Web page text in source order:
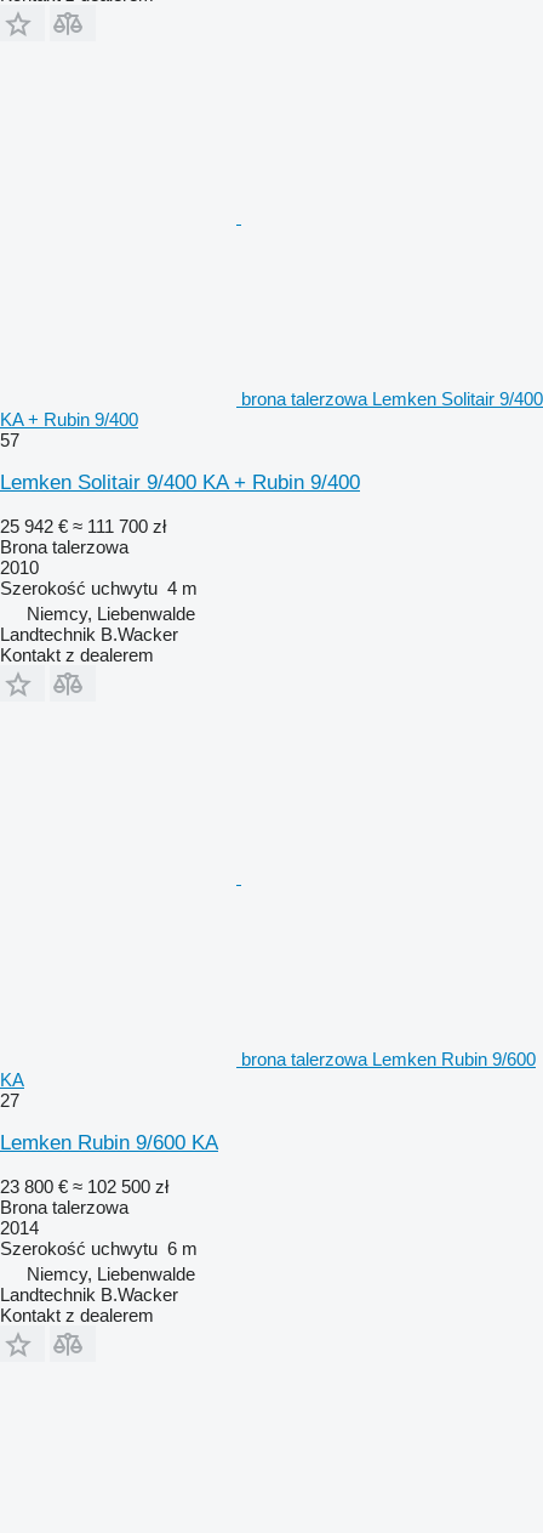
brona talerzowa Lemken Solitair 9/400
KA + Rubin 9/400
57
Lemken Solitair 9/400 KA + Rubin 9/400
25 942 € ≈ 111 700 zł
Brona talerzowa
2010
Szerokość uchwytu 4 m
Niemcy, Liebenwalde
Landtechnik B.Wacker
Kontakt z dealerem
brona talerzowa Lemken Rubin 9/600
KA
27
Lemken Rubin 9/600 KA
23 800 € ≈ 102 500 zł
Brona talerzowa
2014
Szerokość uchwytu 6 m
Niemcy, Liebenwalde
Landtechnik B.Wacker
Kontakt z dealerem